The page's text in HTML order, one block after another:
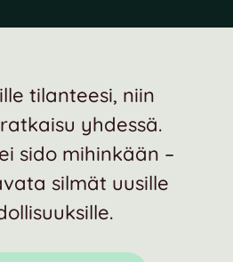
tilanteesi, niin
yhdessä.
sido mihinkään –
silmät uusille